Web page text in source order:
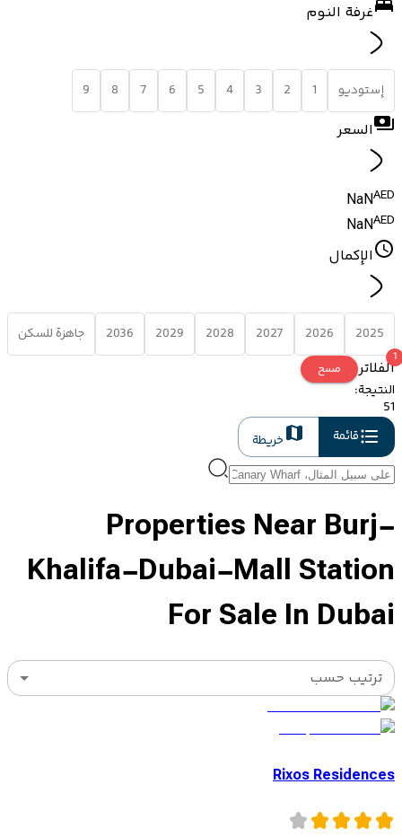
غرفة النوم
إستوديو 1
2
3
4
5
6
7
8
9
السعر
NaNAED
NaNAED
الإكمال
2025
2026
2027
2028
2029
2036 جاهزة للسكن
الفلاتر
1
مسح
النتيجة:
51
قائمة
خريطة
Properties Near Burj-
Khalifa-Dubai-Mall Station
For Sale In Dubai
ترتيب حسب
Rixos Residences